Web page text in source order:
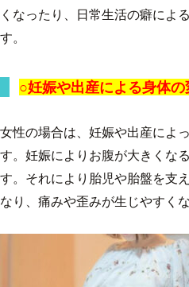
くなったり、日常生活の癖によ
す。
○妊娠や出産による身体の
女性の場合は、妊娠や出産によ
す。妊娠によりお腹が大きくな
す。それにより胎児や胎盤を支
なり、痛みや歪みが生じやすくな